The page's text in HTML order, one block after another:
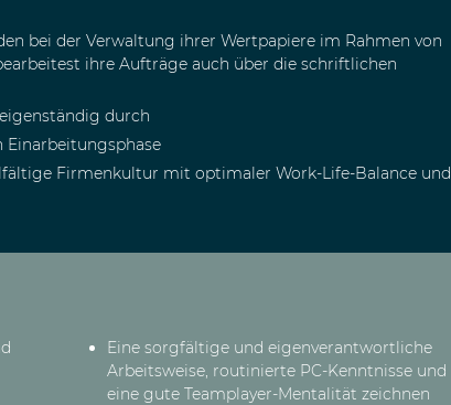
bei der Verwaltung ihrer Wertpapiere im Rahmen von
ihre Aufträge auch über die schriftlichen
durch
Einarbeitungsphase
Firmenkultur mit optimaler Work-Life-Balance und
Eine sorgfältige und eigenverantwortliche
Arbeitsweise, routinierte PC-Kenntnisse und
eine gute Teamplayer-Mentalität zeichnen